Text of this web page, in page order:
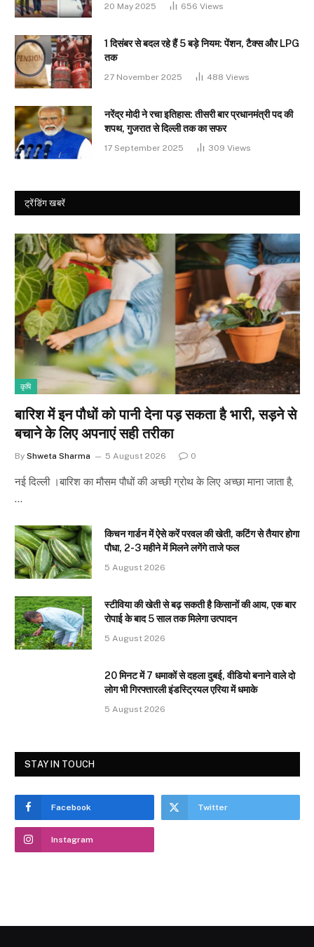
20 May 2025 656 Views
1 दिसंबर से बदल रहे हैं 5 बड़े नियम: पेंशन, टैक्स और LPG
तक
27 November 2025 488 Views
नरेंद्र मोदी ने रचा इतिहास: तीसरी बार प्रधानमंत्री पद की
शपथ, गुजरात से दिल्ली तक का सफर
17 September 2025 309 Views
ट्रेंडिंग खबरें
कृषि
बारिश में इन पौधों को पानी देना पड़ सकता है भारी, सड़ने से
बचाने के लिए अपनाएं सही तरीका
By Shweta Sharma 5 August 2026 0
नई दिल्ली ।बारिश का मौसम पौधों की अच्छी ग्रोथ के लिए अच्छा माना जाता है,
…
किचन गार्डन में ऐसे करें परवल की खेती, कटिंग से तैयार होगा
पौधा, 2-3 महीने में मिलने लगेंगे ताजे फल
5 August 2026
स्टीविया की खेती से बढ़ सकती है किसानों की आय, एक बार
रोपाई के बाद 5 साल तक मिलेगा उत्पादन
5 August 2026
20 मिनट में 7 धमाकों से दहला दुबई, वीडियो बनाने वाले दो
लोग भी गिरफ्तारली इंडस्ट्रियल एरिया में धमाके
5 August 2026
STAY IN TOUCH
Facebook Twitter
Instagram